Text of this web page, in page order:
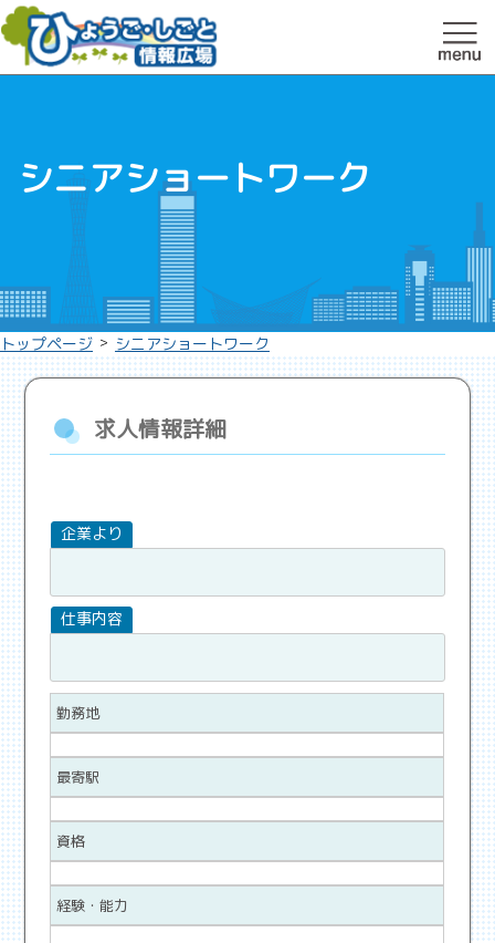
シニアショートワーク
トップページ > シニアショートワーク
求人情報詳細
勤務地
最寄駅
資格
経験・能力